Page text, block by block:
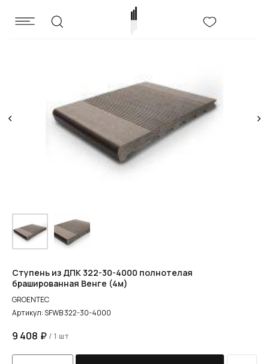
Ступень из ДПК 322-30-4000 полнотелая
брашированная Венге (4м)
GROENTEC
Артикул:SFWB 322-30-4000
9 408 ₽ / 1 шт